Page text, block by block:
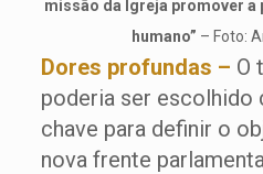
missão da Igreja promover a
humano” – Foto:
Dores profundas – O
poderia ser escolhido
chave para definir o
nova frente